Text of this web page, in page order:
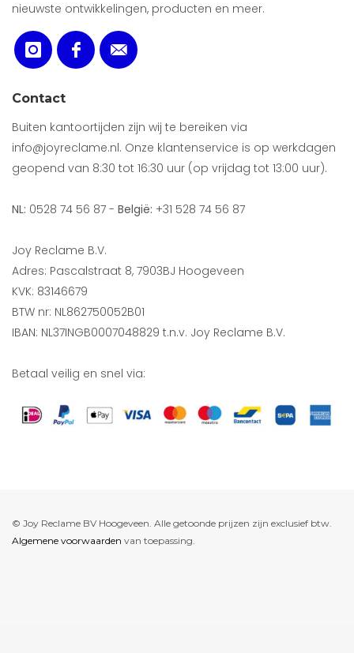
nieuwste ontwikkelingen, producten en meer.
Contact
Buiten kantoortijden zijn wij te bereiken via
info@joyreclame.nl. Onze klantenservice is op werkdagen
geopend van 8:30 tot 16:30 uur (op vrijdag tot 13:00 uur).
NL: 0528 74 56 87 - België: +31 528 74 56 87
Joy Reclame B.V.
Adres: Pascalstraat 8, 7903BJ Hoogeveen
KVK: 83146679
BTW nr: NL862750052B01
IBAN: NL37INGB0007048829 t.n.v. Joy Reclame B.V.
Betaal veilig en snel via:
© Joy Reclame BV Hoogeveen. Alle getoonde prijzen zijn exclusief btw.
Algemene voorwaarden van toepassing.